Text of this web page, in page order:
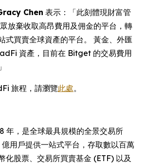
Chen 表示：「此刻體現財富管
放棄收取高昂費用及佣金的平台，轉
式買賣全球資產的平台。 黃金、外匯
資產，目前在 Bitget 的交易費用
旅程，請瀏覽此處。
年，是全球最具規模的全景交易所
億用戶提供一站式平台，存取數以百萬
化股票、交易所買賣基金 (ETF) 以及